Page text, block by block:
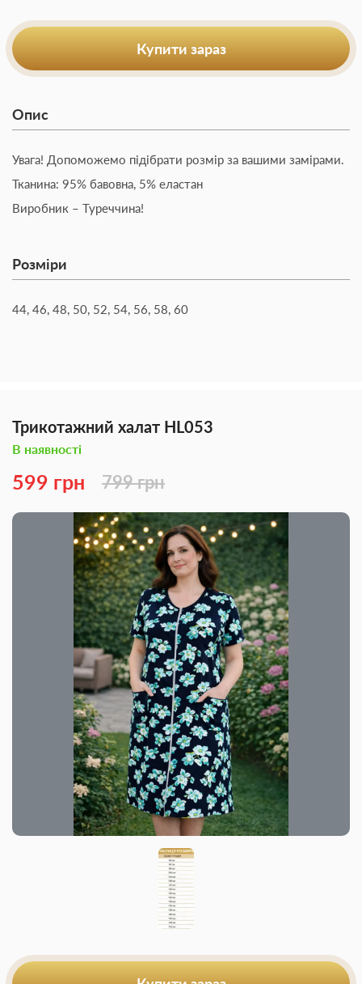
Купити зараз
Опис
Увага! Допоможемо підібрати розмір за вашими замірами.
Тканина: 95% бавовна, 5% еластан
Виробник – Туреччина!
Розміри
44, 46, 48, 50, 52, 54, 56, 58, 60
Трикотажний халат HL053
В наявності
599 грн 799 грн